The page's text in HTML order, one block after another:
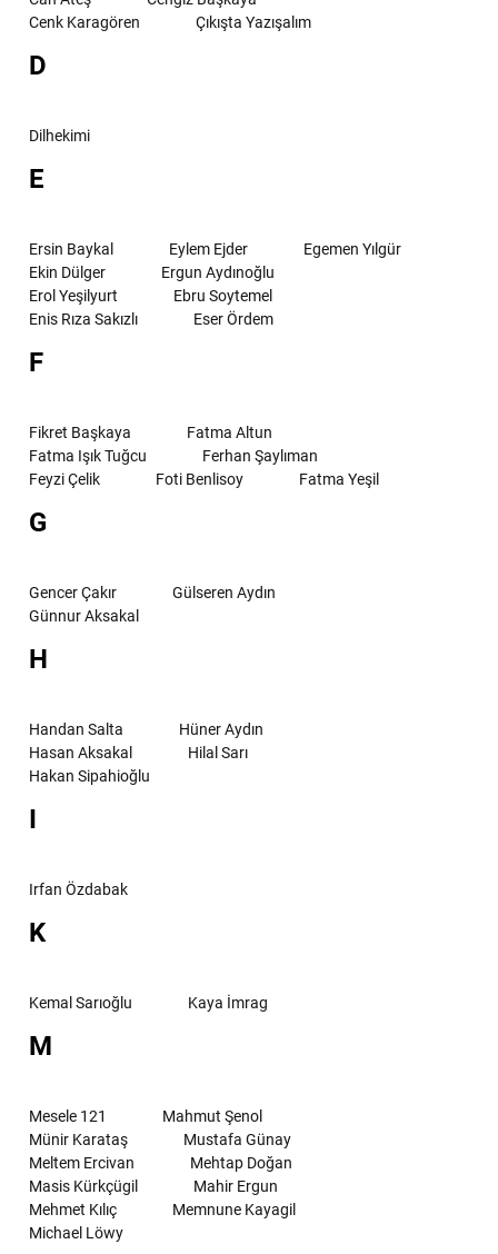
Cenk Karagören
Çıkışta Yazışalım
D
Dilhekimi
E
Ersin Baykal Eylem Ejder
Egemen Yılgür
Ekin Dülger
Ergun Aydınoğlu
Erol Yeşilyurt
Ebru Soytemel
Enis Rıza Sakızlı
Eser Ördem
F
Fikret Başkaya
Fatma Altun
Fatma Işık Tuğcu
Ferhan Şaylıman
Feyzi Çelik
Foti Benlisoy Fatma Yeşil
G
Gencer Çakır
Gülseren Aydın
Günnur Aksakal
H
Handan Salta
Hüner Aydın
Hasan Aksakal
Hilal Sarı
Hakan Sipahioğlu
I
Irfan Özdabak
K
Kemal Sarıoğlu Kaya İmrag
M
Mesele 121
Mahmut Şenol
Münir Karataş
Mustafa Günay
Meltem Ercivan
Mehtap Doğan
Masis Kürkçügil
Mahir Ergun
Mehmet Kılıç
Memnune Kayagil
Michael Löwy